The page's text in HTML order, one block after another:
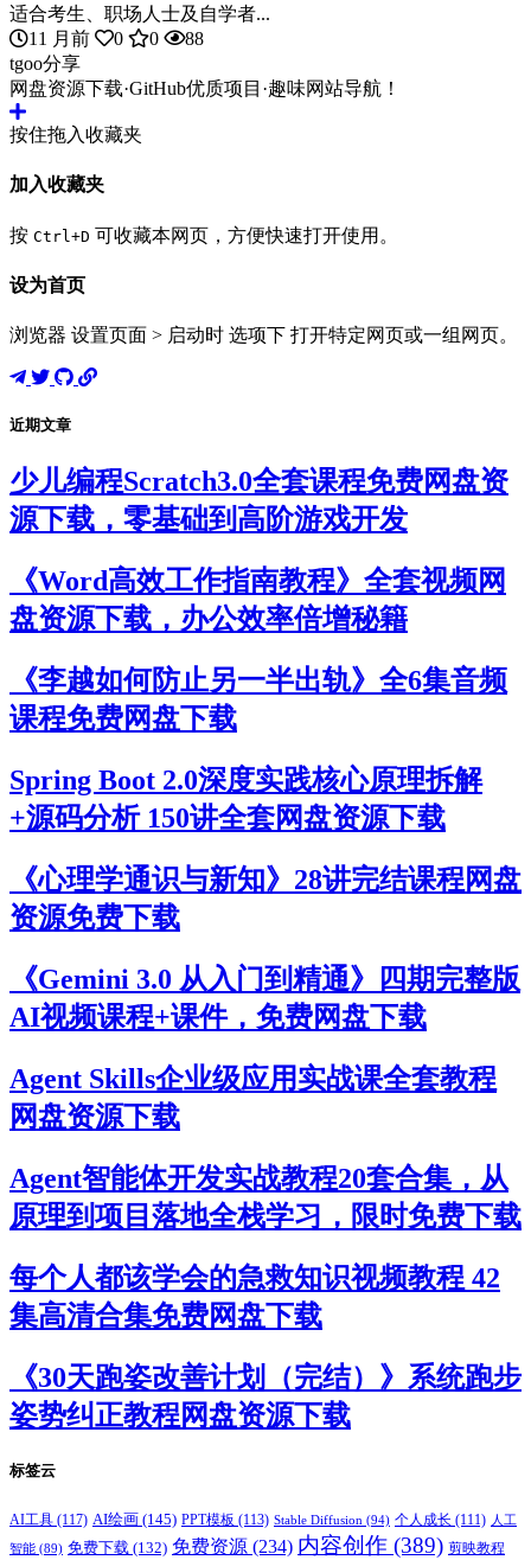
适合考生、职场人士及自学者...
11 月前
0 0
88
tgoo分享
网盘资源下载·GitHub优质项目·趣味网站导航！
按住拖入收藏夹
加入收藏夹
按 Ctrl+D 可收藏本网页，方便快速打开使用。
设为首页
浏览器 设置页面 > 启动时 选项下 打开特定网页或一组网页。
近期文章
少儿编程Scratch3.0全套课程免费网盘资
源下载，零基础到高阶游戏开发
《Word高效工作指南教程》全套视频网
盘资源下载，办公效率倍增秘籍
《李越如何防止另一半出轨》全6集音频
课程免费网盘下载
Spring Boot 2.0深度实践核心原理拆解
+源码分析 150讲全套网盘资源下载
《心理学通识与新知》28讲完结课程网盘
资源免费下载
《Gemini 3.0 从入门到精通》四期完整版
AI视频课程+课件，免费网盘下载
Agent Skills企业级应用实战课全套教程
网盘资源下载
Agent智能体开发实战教程20套合集，从
原理到项目落地全栈学习，限时免费下载
每个人都该学会的急救知识视频教程 42
集高清合集免费网盘下载
《30天跑姿改善计划（完结）》系统跑步
姿势纠正教程网盘资源下载
标签云
AI工具 (117) AI绘画 (145) PPT模板 (113) Stable Diffusion (94) 个人成长 (111) 人工
智能 (89) 免费下载 (132) 免费资源 (234) 内容创作 (389) 剪映教程